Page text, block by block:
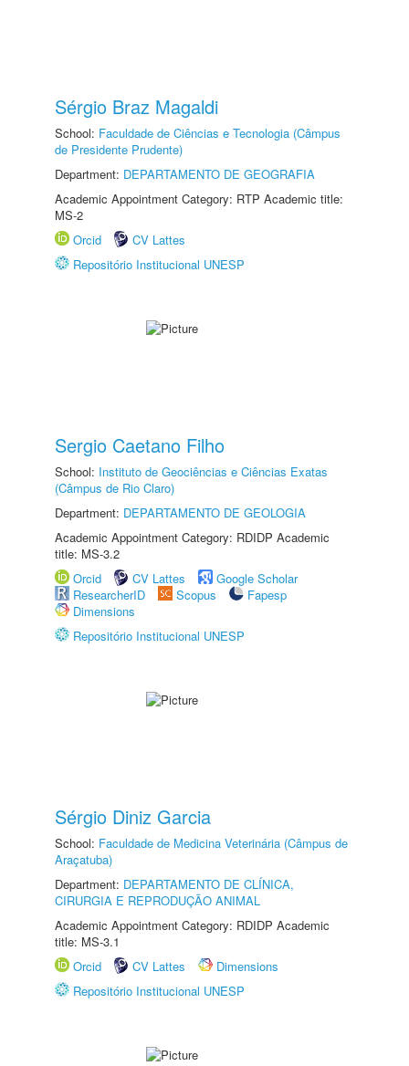
Sérgio Braz Magaldi
School: Faculdade de Ciências e Tecnologia (Câmpus
de Presidente Prudente)
Department: DEPARTAMENTO DE GEOGRAFIA
Academic Appointment Category: RTP Academic title:
MS-2
Orcid
CV Lattes
Repositório Institucional UNESP
Sergio Caetano Filho
School: Instituto de Geociências e Ciências Exatas
(Câmpus de Rio Claro)
Department: DEPARTAMENTO DE GEOLOGIA
Academic Appointment Category: RDIDP Academic
title: MS-3.2
Orcid
CV Lattes
Google Scholar
ResearcherID
Scopus
Fapesp
Dimensions
Repositório Institucional UNESP
Sérgio Diniz Garcia
School: Faculdade de Medicina Veterinária (Câmpus de
Araçatuba)
Department: DEPARTAMENTO DE CLÍNICA,
CIRURGIA E REPRODUÇÃO ANIMAL
Academic Appointment Category: RDIDP Academic
title: MS-3.1
Orcid
CV Lattes
Dimensions
Repositório Institucional UNESP